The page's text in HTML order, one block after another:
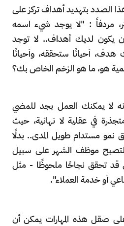
الصدد بتهديد أهداف تركز على
مردفاً : "لا يوجد شيء اسمه
يكون لديك أهداف.. لا توجد
أحيانًا ستحققه، وأحيانًا
هو، ما هو الزخم الخاص بك؟
لا يمكنك العمل بجد للمضي
في عقلية لا نهائية، حيث
نمو مستدام طويل المدى.. بدلًا
موظف الشهر على سبيل
قد تحقق نجاحًا ملحوظًا - مثل
أو خدمة العملاء".
صقل هذه المهارات يمكن أن